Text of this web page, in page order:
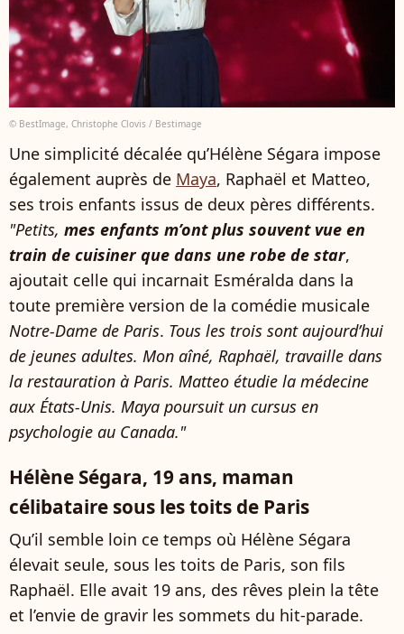
© BestImage, Christophe Clovis / Bestimage
Une simplicité décalée qu’Hélène Ségara impose
également auprès de Maya, Raphaël et Matteo,
ses trois enfants issus de deux pères différents.
"Petits, mes enfants m’ont plus souvent vue en
train de cuisiner que dans une robe de star,
ajoutait celle qui incarnait Esméralda dans la
toute première version de la comédie musicale
Notre-Dame de Paris. Tous les trois sont aujourd’hui
de jeunes adultes. Mon aîné, Raphaël, travaille dans
la restauration à Paris. Matteo étudie la médecine
aux États-Unis. Maya poursuit un cursus en
psychologie au Canada."
Hélène Ségara, 19 ans, maman
célibataire sous les toits de Paris
Qu’il semble loin ce temps où Hélène Ségara
élevait seule, sous les toits de Paris, son fils
Raphaël. Elle avait 19 ans, des rêves plein la tête
et l’envie de gravir les sommets du hit-parade.